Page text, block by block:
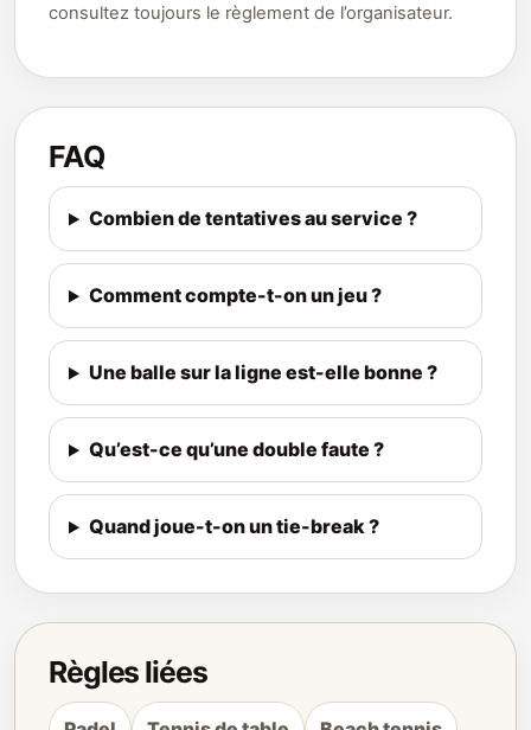
consultez toujours le règlement de l’organisateur.
FAQ
Combien de tentatives au service ?
Comment compte-t-on un jeu ?
Une balle sur la ligne est-elle bonne ?
Qu’est-ce qu’une double faute ?
Quand joue-t-on un tie-break ?
Règles liées